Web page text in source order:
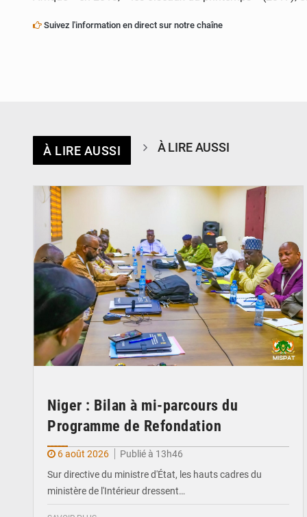
Suivez l'information en direct sur notre chaîne
À LIRE AUSSI À LIRE AUSSI
Niger : Bilan à mi-parcours du
Programme de Refondation
6 août 2026
Publié à 13h46
Sur directive du ministre d'État, les hauts cadres du
ministère de l'Intérieur dressent…